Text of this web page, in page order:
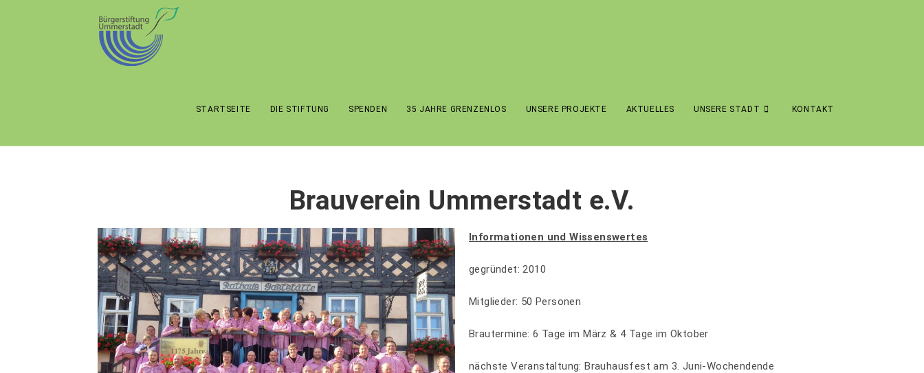
STARTSEITE DIE STIFTUNG SPENDEN 35 JAHRE GRENZENLOS UNSERE PROJEKTE AKTUELLES UNSERE STADT KONTAKT
Brauverein Ummerstadt e.V.
Informationen und Wissenswertes
gegründet: 2010
Mitglieder: 50 Personen
Brautermine: 6 Tage im März & 4 Tage im Oktober
nächste Veranstaltung: Brauhausfest am 3. Juni-Wochendende